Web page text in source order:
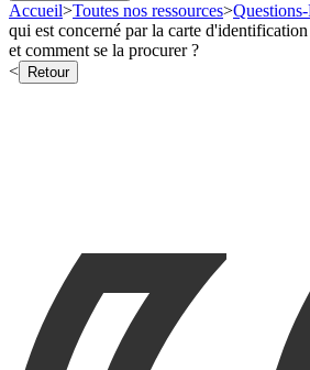
Accueil>Toutes nos ressources>
qui est concerné par la carte
et comment se la procurer ?
<
Retour